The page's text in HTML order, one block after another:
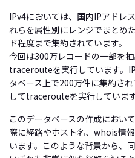
IPv4においては、国内IPアドレ
れらを属性別にレンジでまとめ
ド程度まで集約されています。
今回は300万レコードの一部を
tracerouteを実行しています。
タベース上で200万件に集約さ
してtracerouteを実行しています
このデータベースの作成におい
際に経路やホスト名、whois情
います。このような背景から、